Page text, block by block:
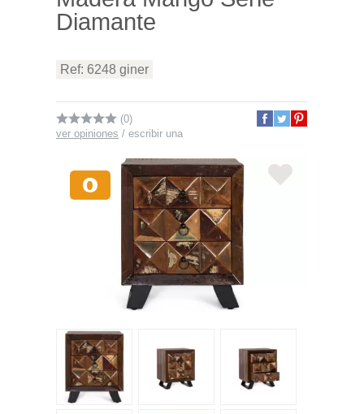
Diamante
Ref: 6248 giner
(0)
ver opiniones / escribir una